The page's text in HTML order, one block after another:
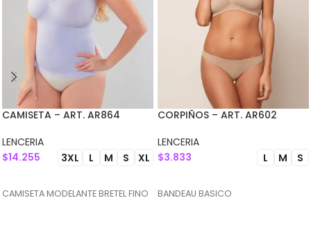
CAMISETA – ART. AR864
LENCERIA
$14.255 3XL L M S XL
CAMISETA MODELANTE BRETEL FINO
CORPIÑOS – ART. AR602
LENCERIA
$3.833 L M S
BANDEAU BASICO